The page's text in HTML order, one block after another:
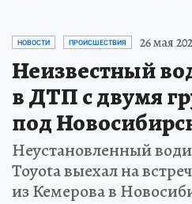
НОВОСТИ ПРОИСШЕСТВИЯ 26 мая
Неизвестный
в ДТП с двумя
под
Неустановленный
Toyota выехал на
из Кемерова в